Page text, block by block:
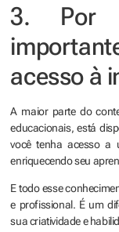
3. Por
acesso à
A maior parte do
educacionais, está
você tenha acesso a
enriquecendo seu
E todo esse
e profissional. É um
sua criatividade e